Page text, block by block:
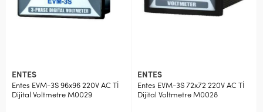
ENTES
Entes EVM-3S 96x96 220V AC Tİ
Dijital Voltmetre M0029
ENTES
Entes EVM-3S 72x72 220V AC Tİ
Dijital Voltmetre M0028